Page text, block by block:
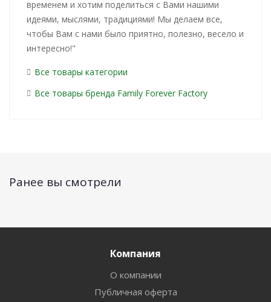
временем и хотим поделиться с Вами нашими
идеями, мыслями, традициями! Мы делаем все,
чтобы Вам с нами было приятно, полезно, весело и
интересно!"
Все товары категории
Все товары бренда Family Forever Factory
Ранее вы смотрели
Компания
О компании
Публичная оферта